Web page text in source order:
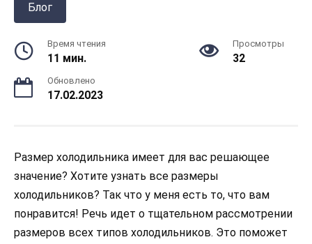
Блог
Время чтения
11 мин.
Просмотры
32
Обновлено
17.02.2023
Размер холодильника имеет для вас решающее
значение? Хотите узнать все размеры
холодильников? Так что у меня есть то, что вам
понравится! Речь идет о тщательном рассмотрении
размеров всех типов холодильников. Это поможет